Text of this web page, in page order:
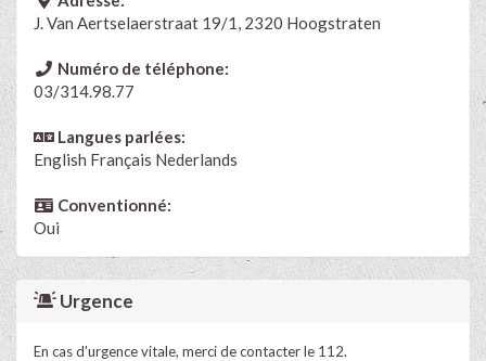
J. Van Aertselaerstraat 19/1, 2320 Hoogstraten
Numéro de téléphone:
03/314.98.77
Langues parlées:
English Français Nederlands
Conventionné:
Oui
Urgence
En cas d'urgence vitale, merci de contacter le 112.